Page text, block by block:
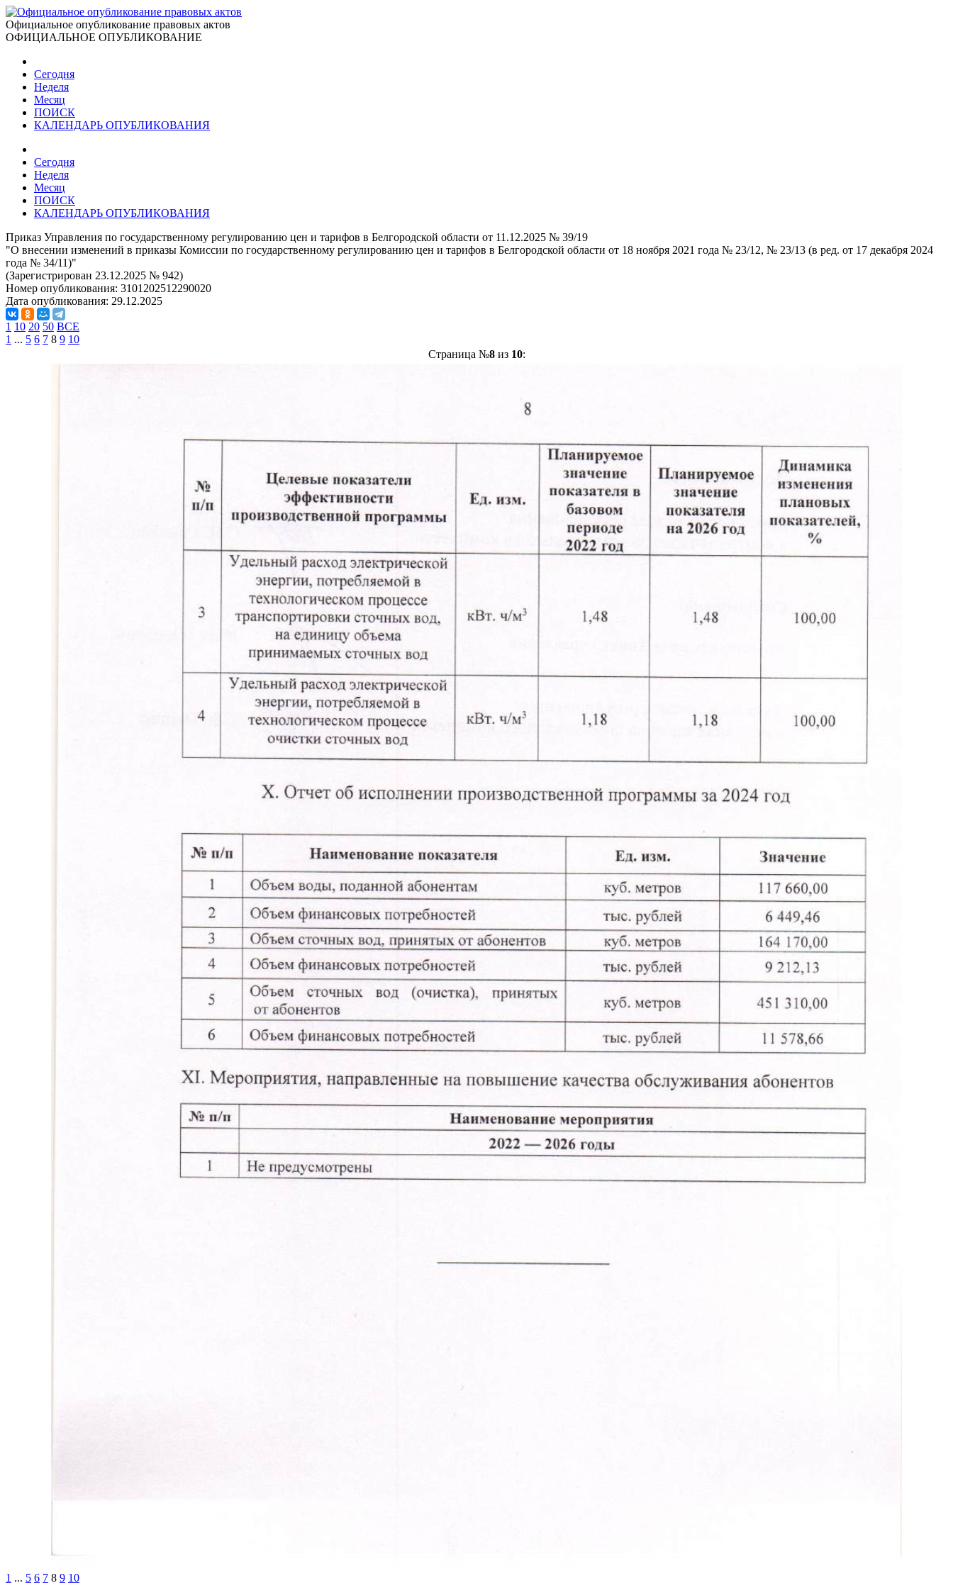
Официальное опубликование правовых актов
ОФИЦИАЛЬНОЕ ОПУБЛИКОВАНИЕ
Сегодня
Неделя
Месяц
ПОИСК
КАЛЕНДАРЬ ОПУБЛИКОВАНИЯ
Сегодня
Неделя
Месяц
ПОИСК
КАЛЕНДАРЬ ОПУБЛИКОВАНИЯ
Приказ Управления по государственному регулированию цен и тарифов в Белгородской области от 11.12.2025 № 39/19
"О внесении изменений в приказы Комиссии по государственному регулированию цен и тарифов в Белгородской области от 18 ноября 2021 года № 23/12, № 23/13 (в ред. от 17 декабря 2024
года № 34/11)"
(Зарегистрирован 23.12.2025 № 942)
Номер опубликования: 3101202512290020
Дата опубликования: 29.12.2025
1 10 20 50 ВСЕ
1 ... 5 6 7 8 9 10
Страница №8из 10:
1 ... 5 6 7 8 9 10